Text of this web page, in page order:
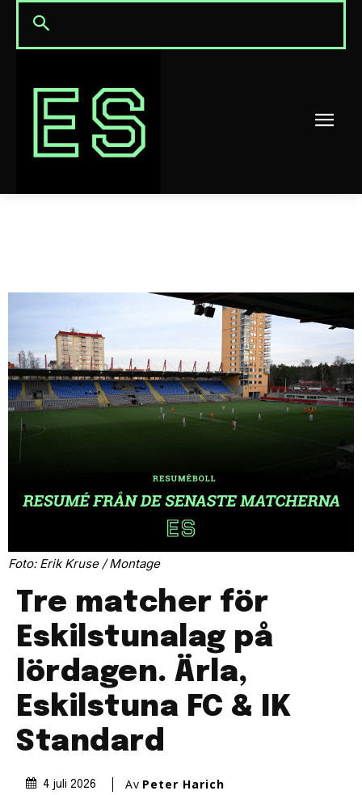
Foto: Erik Kruse / Montage
Tre matcher för
Eskilstunalag på
lördagen. Ärla,
Eskilstuna FC & IK
Standard
4 juli 2026 Av Peter Harich